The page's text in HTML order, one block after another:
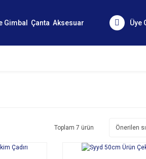
Gimbal Çanta Aksesuar Üye
Toplam 7 ürün